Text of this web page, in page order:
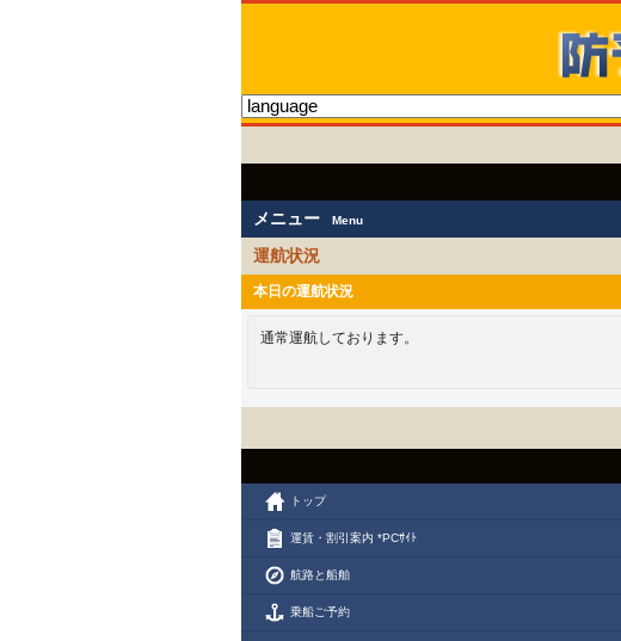
メニュー
Menu
運航状況
本日の運航状況
通常運航しております。
トップ
運賃・割引案内 *PCｻｲﾄ
航路と船舶
乗船ご予約